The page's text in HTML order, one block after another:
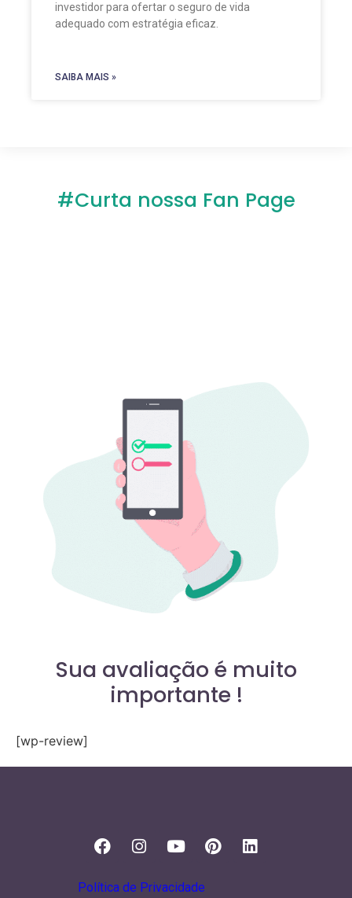
investidor para ofertar o seguro de vida
adequado com estratégia eficaz.
SAIBA MAIS »
#Curta nossa Fan Page
Sua avaliação é muito
importante !
[wp-review]
Política de Privacidade